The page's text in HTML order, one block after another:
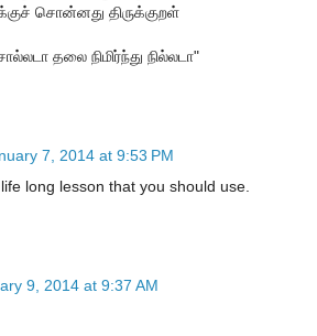
சொன்னது திருக்குறள்
தலை நிமிர்ந்து நில்லடா"
7, 2014 at 9:53 PM
long lesson that you should use.
9, 2014 at 9:37 AM